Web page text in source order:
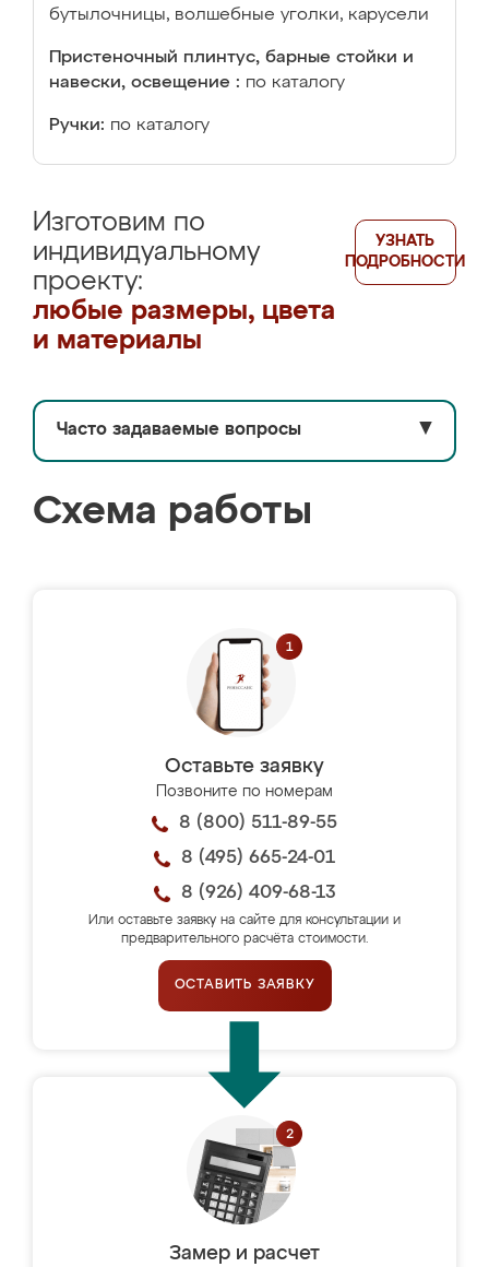
бутылочницы, волшебные уголки, карусели
Пристеночный плинтус, барные стойки и
навески, освещение : по каталогу
Ручки: по каталогу
Изготовим по
индивидуальному
проекту:
любые размеры, цвета
и материалы
УЗНАТЬ
ПОДРОБНОСТИ
Часто задаваемые вопросы ▼
Схема работы
Оставьте заявку
Позвоните по номерам
8 (800) 511-89-55
8 (495) 665-24-01
8 (926) 409-68-13
Или оставьте заявку на сайте для консультации и
предварительного расчёта стоимости.
ОСТАВИТЬ ЗАЯВКУ
Замер и расчет